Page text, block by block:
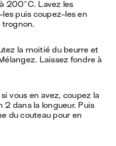
200°C. Lavez les
puis coupez-les en
trognon.
la moitié du beurre et
Laissez fondre à
vous en avez, coupez la
2 dans la longueur. Puis
du couteau pour en